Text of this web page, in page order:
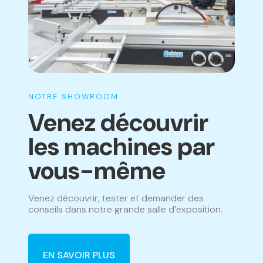
NOTRE SHOWROOM
Venez découvrir
les machines par
vous-même
Venez découvrir, tester et demander des
conseils dans notre grande salle d’exposition.
EN SAVOIR PLUS